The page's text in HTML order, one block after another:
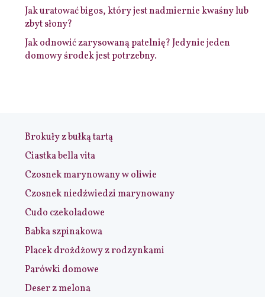
Jak uratować bigos, który jest nadmiernie kwaśny lub
zbyt słony?
Jak odnowić zarysowaną patelnię? Jedynie jeden
domowy środek jest potrzebny.
Brokuły z bułką tartą
Ciastka bella vita
Czosnek marynowany w oliwie
Czosnek niedźwiedzi marynowany
Cudo czekoladowe
Babka szpinakowa
Placek drożdżowy z rodzynkami
Parówki domowe
Deser z melona